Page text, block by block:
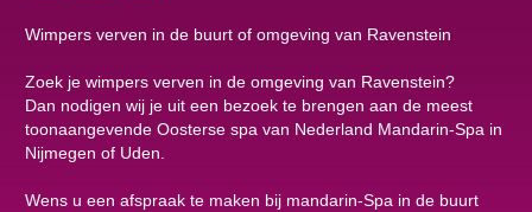
Wimpers verven in de buurt of omgeving van Ravenstein
Zoek je wimpers verven in de omgeving van Ravenstein?
Dan nodigen wij je uit een bezoek te brengen aan de meest
toonaangevende Oosterse spa van Nederland Mandarin-Spa in
Nijmegen of Uden.
Wens u een afspraak te maken bij mandarin-Spa in de buurt